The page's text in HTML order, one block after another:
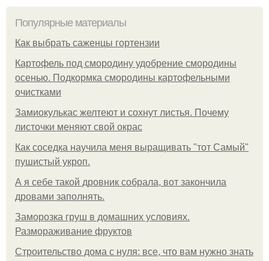
Популярные материалы
Как выбрать саженцы гортензии
Картофель под смородину удобрение смородины
осенью. Подкормка смородины картофельными
очистками
Замиокулькас желтеют и сохнут листья. Почему
листочки меняют свой окрас
Как соседка научила меня выращивать "тот Самый"
пушистый укроп.
А я себе такой дровник собрала, вот закончила
дровами заполнять.
Заморозка груш в домашних условиях.
Размораживание фруктов
Строительство дома с нуля: все, что вам нужно знать